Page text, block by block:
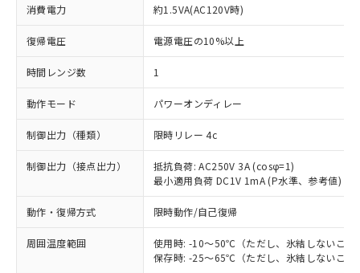
消費電力 約1.5VA(AC120V時)
復帰電圧 電源電圧の10%以上
時間レンジ数 1
動作モード パワーオンディレー
制御出力（種類） 限時リレー 4c
制御出力（接点出力）
抵抗負荷: AC250V 3A (cosφ=1)
最小適用負荷 DC1V 1mA (P水準、参考値)
動作・復帰方式 限時動作/自己復帰
周囲温度範囲
使用時: -10～50℃（ただし、氷結しないこと
保存時: -25～65℃（ただし、氷結しないこと